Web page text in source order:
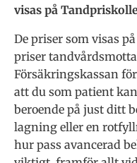
visas på
De priser som visas
priser
Försäkringskassan
att du som patient
beroende på just ditt
lagning eller en
hur pass avancerad